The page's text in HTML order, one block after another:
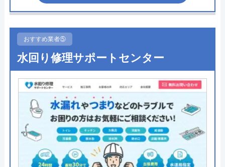
対応エリア 全国
●受付時間 8:00-22:00
●定休日
●出張見積もり 出張見積もり無料
●支払い方法 現金、クレジットカード
●累計実績 施工対応数240万件以上
●保証・保険 ―
詳細は公式HPでご確認ください
水の生活救急車がおすすめの理由
おすすめ業者⑤
水回り修理サポートセンター